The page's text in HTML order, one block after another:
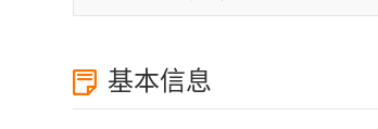
基本信息